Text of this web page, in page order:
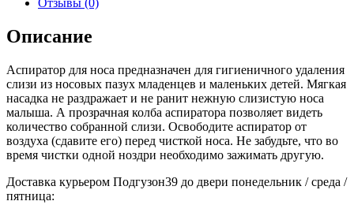
Отзывы (0)
Описание
Аспиратор для носа предназначен для гигиеничного удаления
слизи из носовых пазух младенцев и маленьких детей. Мягкая
насадка не раздражает и не ранит нежную слизистую носа
малыша. А прозрачная колба аспиратора позволяет видеть
количество собранной слизи. Освободите аспиратор от
воздуха (сдавите его) перед чисткой носа. Не забудьте, что во
время чистки одной ноздри необходимо зажимать другую.
Доставка курьером Подгузон39 до двери понедельник / среда /
пятница: